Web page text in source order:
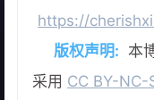
https://
版权声明: 本
采用 CC BY-NC-